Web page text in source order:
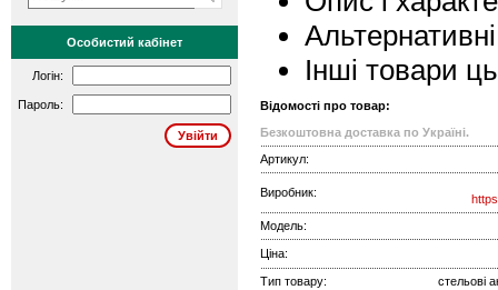
Особистий кабінет
Логін:
Пароль:
Інші товари
Відомості про товар:
Безкоштовна доставка по Україні.
Артикул:
Виробник:
Модель:
Ціна:
Тип товару:
стельові